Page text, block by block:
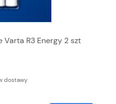
R3 Energy 2 szt
dostawy